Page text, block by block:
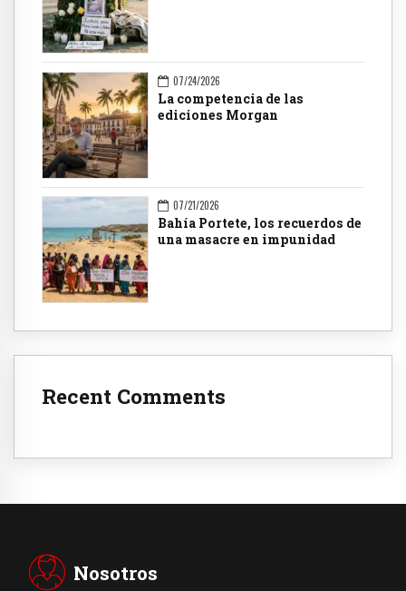
07/24/2026
La competencia de las
ediciones Morgan
07/21/2026
Bahía Portete, los recuerdos de
una masacre en impunidad
Recent Comments
Nosotros